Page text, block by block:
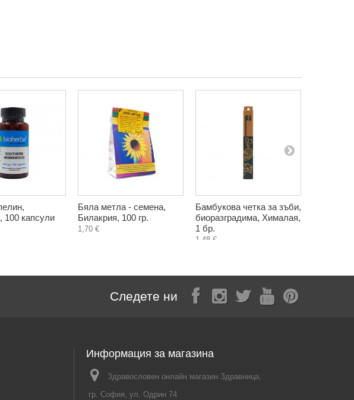
100 капсули
Бяла метла - семена,
Билакрия, 100 гр.
1,70 €
Бамбукова четка за зъби,
биоразградима, Хималая,
1 бр.
1,48 €
Следете ни
Информация за магазина
Здравословен онлайн магазин Здравница,
гр. София, ул. Одрин 74